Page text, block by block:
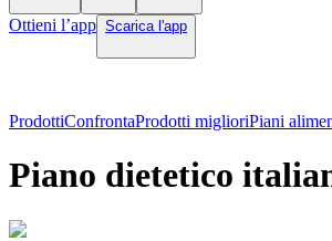
Ottieni l’app Scarica l'app
ProdottiConfrontaProdotti miglioriPiani
Piano dietetico